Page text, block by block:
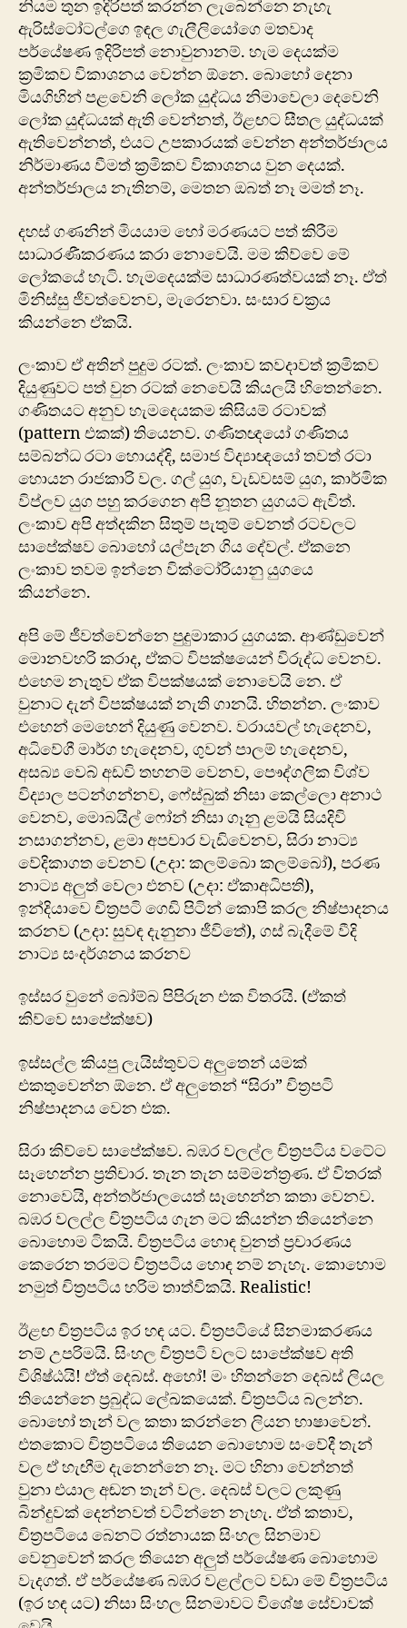
නියම තුන ඉදිරිපත් කරන්න ලැබෙන්නෙ නැහැ
ඇරිස්ටෝටල්ගෙ ඉඳල ගැලීලියෝගෙ මතවාද
පර්යේෂණ ඉදිරිපත් නොවුනානම්. හැම දෙයක්ම
ක්‍රමිකව විකාශනය වෙන්න ‍ඕනෙ. බොහෝ දෙනා
මියගිහින් පළවෙනි ලෝක යුද්ධය නිමාවෙලා දෙවෙනි
ලෝක යුද්ධයක් ඇති වෙන්නත්, ඊළඟට සීතල යුද්ධයක්
ඇතිවෙන්නත්, එයට උපකාරයක් වෙන්න අන්තර්ජාලය
නිර්මාණය වීමත් ක්‍රමිකව විකාශනය වුන දෙයක්.
අන්තර්ජාලය නැතිනම්, මෙතන ඔබත් නෑ මමත් නෑ.
දහස් ගණනින් මියයාම හෝ මරණයට පත් කිරීම
සාධාරණීකරණය කරා නොවෙයි. මම කිව්වෙ ‍මේ
ලෝකයේ හැටි. හැමදෙයක්ම සාධාරණත්වයක් නෑ. ඒත්
මිනිස්සු ජීවත්වෙනව, මැරෙනවා. සංසාර චක්‍රය
කියන්නෙ ඒකයි.
ලංකාව ඒ අතින් පුදුම රටක්. ලංකාව කවදාවත් ක්‍රමිකව
දියුණුවට පත් වුන රටක් ‍නෙවෙයි කියලයි හිතෙන්නෙ.
ගණිතයට අනුව හැමදෙයකම කිසියම් රටාවක්
(pattern එකක්) තියෙනව. ගණිතඥයෝ ගණිතය
සම්බන්ධ රටා හොයද්දි, සමාජ විද්‍යාඥයෝ තවත් රටා
හොයන රාජකාරි වල. ගල් යුග, වැඩවසම් යුග, කාර්මික
විප්ලව යුග පහු කරගෙන අපි නූතන යුගයට ඇවිත්.
ලංකාව අපි අත්දකින සිතුම් පැතුම් වෙනත් රටවල‍ට
සාපේක්ෂව බොහෝ යල්පැන ගිය දේවල්. ඒකනෙ
ලංකාව තවම ඉන්නෙ වික්ටෝරියානු යුගයෙ
කියන්නෙ.
අපි මේ ජීවත්වෙන්නෙ පුදුමාකාර යුගයක. ආණ්ඩුවෙන්
මොනවහරි කරාද, ඒකට විපක්ෂයෙන් විරුද්ධ වෙනව.
එහෙම නැතුව ඒක විපක්ෂයක් නොවෙයි නෙ. ඒ
වුනාට දැන් විපක්ෂයක් නැති ගානයි. හිතන්න. ලංකාව
එහෙන් මෙහෙන් දියුණු වෙනව. වරායවල් හැදෙනව,
අධිවේගී මාර්ග හැදෙනව, ගුවන් පාලම් හැදෙනව,
අසබ්‍ය වෙබ් අඩවි තහනම් වෙනව, පෞද්ගලික විශ්ව
විද්‍යාල පටන්ගන්නව, ෆේස්බුක් නිසා කෙල්ලො අනාථ
වෙනව, මොබයිල් ෆෝන් නිසා ගෑනු ළමයි සියදිවි
නසාගන්නව, ළමා අපචාර වැඩිවෙනව, සිරා නාට්‍ය
වේදිකාගත වෙනව (උදා: කලම්බො ‍කලම්බෝ), පරණ
නාට්‍ය අලුත් වෙලා එනව (උදා: ඒකාඅධිපති),
ඉන්දියාවෙ චිත්‍රපටි ගෙඩි පිටින් කොපි කරල නිෂ්පාදනය
කරනව (උදා: සුවඳ දැනුනා ජීවිතේ), ගස් බැදීමේ ‍වීදි
නාට්‍ය සංදර්ශනය කරනව
ඉස්සර වුනේ බෝම්බ පිපිරුන එක විතරයි. (ඒකත්
කිව්වෙ සාපේක්ෂව)
ඉස්සල්ල කියපු ලැයිස්තුවට අලුතෙන් යමක්
එකතුවෙන්න ඕනෙ. ඒ අලුතෙන් “සිරා” චිත්‍රපටි
නිෂ්පාදනය වෙන එක.
සිරා කිව්වෙ සාපේක්ෂව. බඹර වලල්ල චිත්‍රපටිය වටේට
සෑහෙන්න ප්‍රතිචාර. තැන තැන සම්මන්ත්‍රණ. ඒ විතරක්
නොවෙයි, අන්තර්ජාලයෙත් සෑහෙන්න කතා වෙනව.
බඹර වලල්ල චිත්‍රපටිය ගැන මට කියන්න තියෙන්නෙ
බොහොම ටිකයි. චිත්‍රපටිය හොඳ වුනත් ප්‍රචාරණය
කෙරෙන තරමට චිත්‍රපටිය හොඳ නම් නැහැ. කො‍හොම
නමුත් චිත්‍රපටිය හරිම තාත්විකයි. Realistic!
ඊළඟ චිත්‍රපටිය ඉර හඳ යට. චිත්‍රපටියේ සිනමාකරණය
නම් උපරිමයි. සිංහල චිත්‍රපටි වලට සාපේක්ෂව අති
විශිෂ්ඨයි! ඒත් දෙබස්. අහෝ! මං හිතන්නෙ දෙබස් ලියල
තියෙන්නෙ ප්‍රබුද්ධ ලේඛකයෙක්. චිත්‍රපටිය බලන්න.
බො‍හෝ තැන් වල කතා කරන්නෙ ලියන භාෂාවෙන්.
එතකොට චිත්‍රපටියෙ තියෙන බොහොම සංවේදී තැන්
වල ඒ හැඟීම දැනෙන්නෙ නෑ. මට හිනා වෙන්නත්
වුනා එයාල අඬන තැන් වල. දෙබස් වලට ලකුණු
බින්දුවක් දෙන්නවත් වටින්නෙ නැහැ. ඒත් කතාව,
චිත්‍රපටියෙ බෙනට් රත්නායක සිංහල සිනමාව
වෙනුවෙන් කරල තියෙන අලුත් පර්යේෂණ බොහොම
වැදගත්. ඒ පර්යේෂණ බඹර වළල්ලට වඩා මේ චිත්‍රපටිය
(ඉර හඳ යට) නිසා සිංහල සිනමාවට විශේෂ සේවාවක්